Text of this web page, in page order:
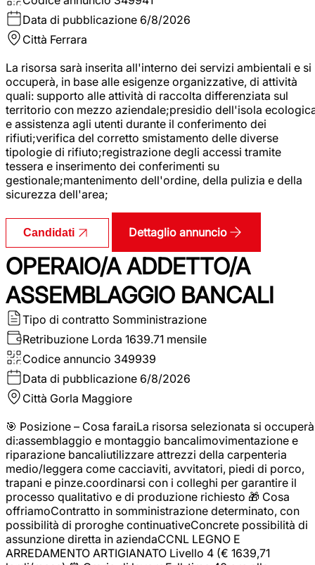
Data di pubblicazione 6/8/2026
Città Ferrara
La risorsa sarà inserita all'interno dei servizi ambientali e si
occuperà, in base alle esigenze organizzative, di attività
quali: supporto alle attività di raccolta differenziata sul
territorio con mezzo aziendale;presidio dell'isola
e assistenza agli utenti durante il conferimento dei
rifiuti;verifica del corretto smistamento delle diverse
tipologie di rifiuto;registrazione degli accessi tramite
tessera e inserimento dei conferimenti su
gestionale;mantenimento dell'ordine, della pulizia e della
sicurezza dell'area;
Candidati Dettaglio annuncio
OPERAIO/A ADDETTO/A
ASSEMBLAGGIO BANCALI
Tipo di contratto Somministrazione
Retribuzione Lorda 1639.71 mensile
Codice annuncio 349939
Data di pubblicazione 6/8/2026
Città Gorla Maggiore
🎯 Posizione – Cosa faraiLa risorsa selezionata si occuperà
di:assemblaggio e montaggio bancalimovimentazione e
riparazione bancaliutilizzare attrezzi della carpenteria
medio/leggera come cacciaviti, avvitatori, piedi di porco,
trapani e pinze.coordinarsi con i colleghi per garantire il
processo qualitativo e di produzione richiesto 🎁 Cosa
offriamoContratto in somministrazione determinato, con
possibilità di proroghe continuativeConcrete possibilità di
assunzione diretta in aziendaCCNL LEGNO E
ARREDAMENTO ARTIGIANATO Livello 4 (€ 1639,71